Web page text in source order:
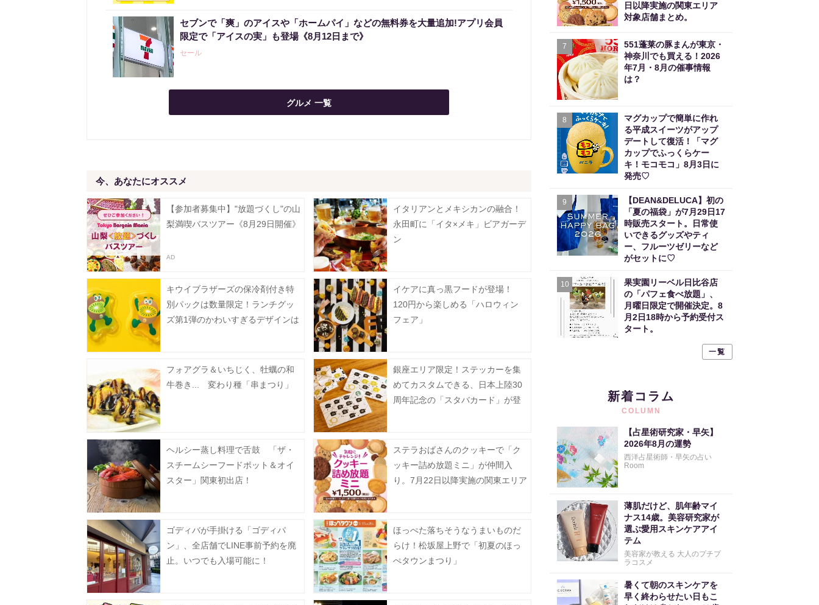
セブンで「爽」のアイスや「ホームパイ」などの無料券を大量追加!アプリ会員
限定で「アイスの実」も登場《8月12日まで》
セール
グルメ 一覧
今、あなたにオススメ
【参加者募集中】"放題づくし"の山
梨満喫バスツアー《8月29日開催》
イタリアンとメキシカンの融合！
永田町に「イタ×メキ」ビアガーデ
ン
キウイブラザーズの保冷剤付き特
別パックは数量限定！ランチグッ
ズ第1弾のかわいすぎるデザインは
イケアに真っ黒フードが登場！
120円から楽しめる「ハロウィン
フェア」
フォアグラ＆いちじく、牡蠣の和
牛巻き... 変わり種「串まつり」
銀座エリア限定！ステッカーを集
めてカスタムできる、日本上陸30
周年記念の「スタバカード」が登
ヘルシー蒸し料理で舌鼓 「ザ・
スチームシーフードポット＆オイ
スター」関東初出店！
ステラおばさんのクッキーで「ク
ッキー詰め放題ミニ」が仲間入
り。7月22日以降実施の関東エリア
ゴディバが手掛ける「ゴディパ
ン」、全店舗でLINE事前予約を廃
止。いつでも入場可能に！
ほっぺた落ちそうなうまいものだ
らけ！松坂屋上野で「初夏のほっ
ぺタウンまつり」
日以降実施の関東エリア
対象店舗まとめ。
7
551蓬莱の豚まんが東京・
神奈川でも買える！2026
年7月・8月の催事情報
は？
8
マグカップで簡単に作れ
る平成スイーツがアップ
デートして復活！「マグ
カップでふっくらケー
キ！モコモコ」8月3日に
発売♡
9
【DEAN&DELUCA】初の
「夏の福袋」が7月29日17
時販売スタート。日常使
いできるグッズやティ
ー、フルーツゼリーなど
がセットに♡
10
果実園リーベル日比谷店
の「パフェ食べ放題」、
月曜日限定で開催決定。8
月2日18時から予約受付ス
タート。
一覧
新着コラム
COLUMN
【占星術研究家・早矢】
2026年8月の運勢
西洋占星術師・早矢の占い
Room
薄肌だけど、肌年齢マイ
ナス14歳。美容研究家が
選ぶ愛用スキンケアアイ
テム
美容家が教える 大人のプチプ
ラコスメ
暑くて朝のスキンケアを
早く終わらせたい日もこ